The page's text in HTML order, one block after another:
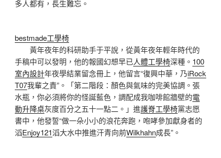
多人都有，長生難忘。
bestmade工學椅
黃年夜年的科研助手于平說，從黃年夜年輕年時代的
手稿中可以發明，他的報國幻想早已人體工學椅深種。 100
室內設計年夜學結業留念冊上，他留言“復興中華，乃iRock
T07我輩之責”。「第二階段：顏色與氣味的完美協調。張
水瓶，你必須將你的怪誕藍色，調配成我咖啡館牆壁的電
動升降桌灰度百分之五十一點二。」進護脊工學椅黨志愿
書中，他發誓“做一朵小小的浪花奔跑，咆哮參加獻身者的
滔Enjoy121滔大水中推進汗青向前Wilkhahn成長”。